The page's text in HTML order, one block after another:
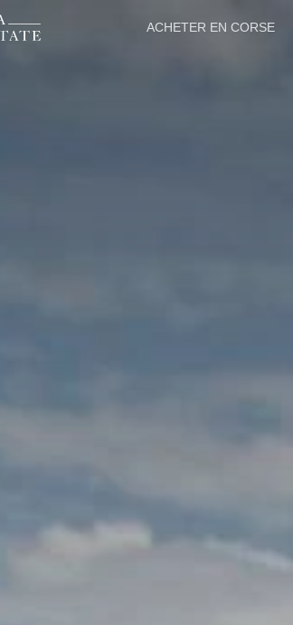
ACHETER EN CORSE